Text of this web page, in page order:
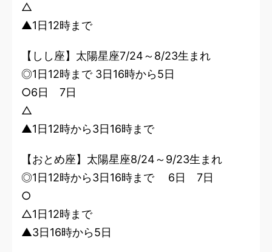
△
▲1日12時まで
【しし座】太陽星座7/24～8/23生まれ
◎1日12時まで 3日16時から5日
○6日 7日
△
▲1日12時から3日16時まで
【おとめ座】太陽星座8/24～9/23生まれ
◎1日12時から3日16時まで 6日 7日
○
△1日12時まで
▲3日16時から5日